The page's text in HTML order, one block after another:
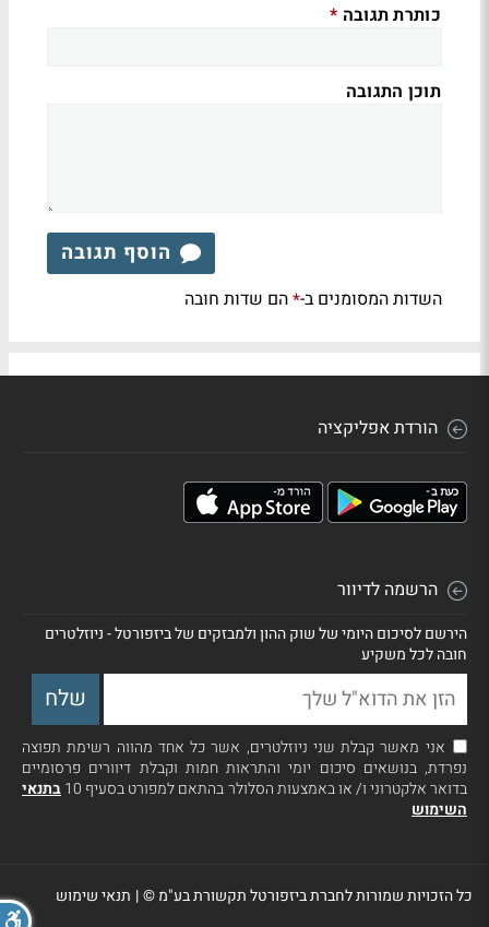
כותרת תגובה *
תוכן התגובה
הוסף תגובה
השדות המסומנים ב-*הם שדות חובה
הורדת אפליקציה
הרשמה לדיוור
הירשם לסיכום היומי של שוק ההון ולמבזקים של ביזפורטל - ניוזלטרים
חובה לכל משקיע
אני מאשר קבלת שני ניוזלטרים, אשר כל אחד מהווה רשימת תפוצה
נפרדת, בנושאים סיכום יומי והתראות חמות וקבלת דיוורים פרסומיים
בדואר אלקטרוני ו/ או באמצעות הסלולר בהתאם למפורט בסעיף 10
בתנאי
השימוש
כל הזכויות שמורות לחברת ביזפורטל תקשורת בע"מ ©| תנאי שימוש